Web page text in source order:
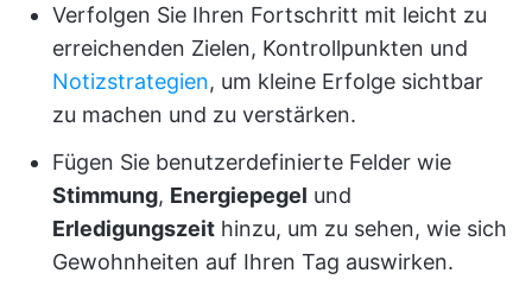
Verfolgen Sie Ihren Fortschritt mit leicht zu
erreichenden Zielen, Kontrollpunkten und
Notizstrategien, um kleine Erfolge sichtbar
zu machen und zu verstärken.
Fügen Sie benutzerdefinierte Felder wie
Stimmung, Energiepegel und
Erledigungszeit hinzu, um zu sehen, wie sich
Gewohnheiten auf Ihren Tag auswirken.